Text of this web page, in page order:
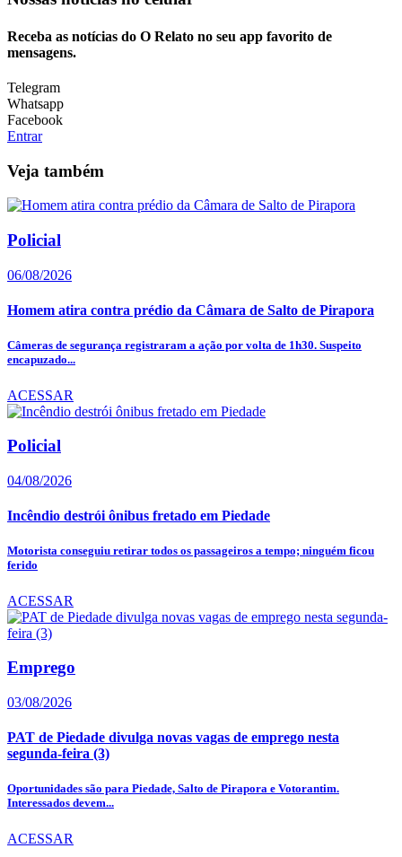
Receba as notícias do O Relato no seu app favorito de
mensagens.
Telegram
Whatsapp
Facebook
Entrar
Veja também
Policial
06/08/2026
Homem atira contra prédio da Câmara de Salto de Pirapora
Câmeras de segurança registraram a ação por volta de 1h30. Suspeito
encapuzado...
ACESSAR
Policial
04/08/2026
Incêndio destrói ônibus fretado em Piedade
Motorista conseguiu retirar todos os passageiros a tempo; ninguém ficou
ferido
ACESSAR
Emprego
03/08/2026
PAT de Piedade divulga novas vagas de emprego nesta
segunda-feira (3)
Oportunidades são para Piedade, Salto de Pirapora e Votorantim.
Interessados devem...
ACESSAR